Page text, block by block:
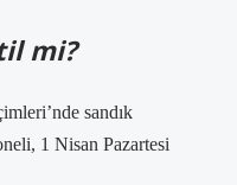
mi?
sandık
1 Nisan Pazartesi